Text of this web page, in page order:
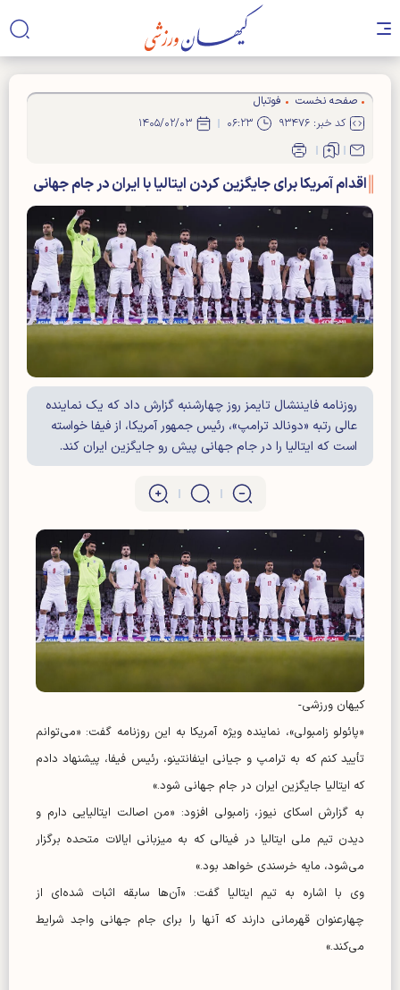
صفحه نخست
فوتبال
کد خبر: ۹۳۴۷۶
۰۶:۲۳ ۱۴۰۵/۰۲/۰۳
اقدام آمریکا برای جایگزین کردن ایتالیا با ایران در جام جهانی
روزنامه فایننشال تایمز روز چهارشنبه گزارش داد که یک نماینده
عالی رتبه «دونالد ترامپ»، رئیس جمهور آمریکا، از فیفا خواسته
است که ایتالیا را در جام جهانی پیش رو جایگزین ایران کند.
کیهان ورزشی-
«پائولو زامبولی»، نماینده ویژه آمریکا به این روزنامه گفت: «می‌توانم
تأیید کنم که به ترامپ و جیانی اینفانتینو، رئیس فیفا، پیشنهاد دادم
که ایتالیا جایگزین ایران در جام جهانی شود.»
به گزارش اسکای نیوز، زامبولی افزود: «من اصالت ایتالیایی دارم و
دیدن تیم ملی ایتالیا در فینالی که به میزبانی ایالات متحده برگزار
می‌شود، مایه خرسندی خواهد بود.»
وی با اشاره به تیم ایتالیا گفت: «آن‌ها سابقه اثبات شده‌ای از
چهارعنوان قهرمانی دارند که آنها را برای جام جهانی واجد شرایط
می‌کند.»